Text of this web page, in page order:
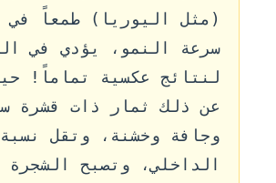
(مثل اليوريا) طمعاً في
سرعة النمو، يؤدي في
لنتائج عكسية تماماً!
عن ذلك ثمار ذات قشرة
وجافة وخشنة، وتقل
الداخلي، وتصبح الشجرة